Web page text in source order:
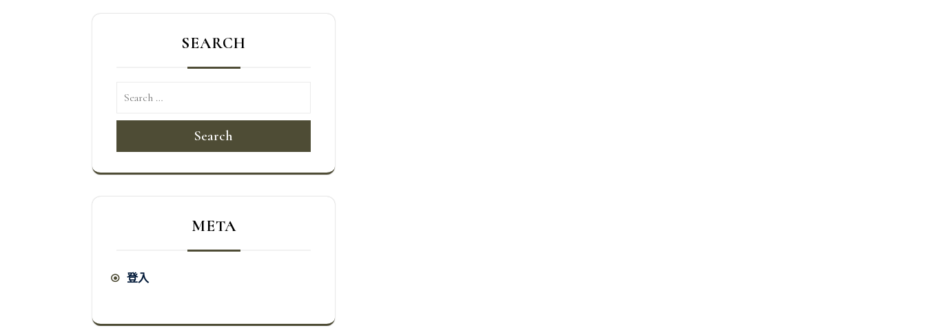
SEARCH
Search
META
登入